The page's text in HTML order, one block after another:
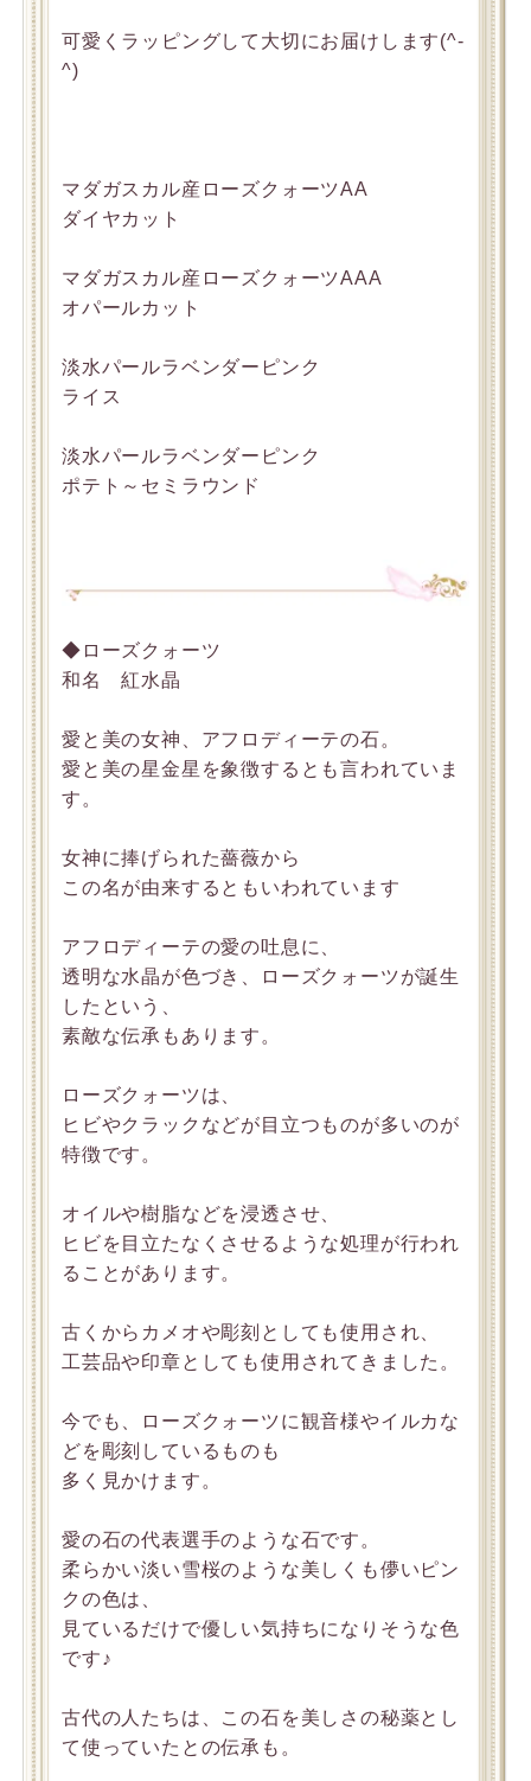
可愛くラッピングして大切にお届けします(^-
^)
マダガスカル産ローズクォーツAA
ダイヤカット
マダガスカル産ローズクォーツAAA
オパールカット
淡水パールラベンダーピンク
ライス
淡水パールラベンダーピンク
ポテト～セミラウンド
◆ローズクォーツ
和名 紅水晶
愛と美の女神、アフロディーテの石。
愛と美の星金星を象徴するとも言われていま
す。
女神に捧げられた薔薇から
この名が由来するともいわれています
アフロディーテの愛の吐息に、
透明な水晶が色づき、ローズクォーツが誕生
したという、
素敵な伝承もあります。
ローズクォーツは、
ヒビやクラックなどが目立つものが多いのが
特徴です。
オイルや樹脂などを浸透させ、
ヒビを目立たなくさせるような処理が行われ
ることがあります。
古くからカメオや彫刻としても使用され、
工芸品や印章としても使用されてきました。
今でも、ローズクォーツに観音様やイルカな
どを彫刻しているものも
多く見かけます。
愛の石の代表選手のような石です。
柔らかい淡い雪桜のような美しくも儚いピン
クの色は、
見ているだけで優しい気持ちになりそうな色
です♪
古代の人たちは、この石を美しさの秘薬とし
て使っていたとの伝承も。